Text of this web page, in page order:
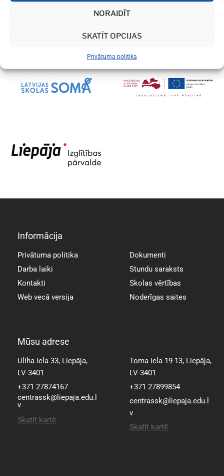
NORAIDĪT
SKATĪT OPCIJAS
Privātuma politika
Informācija
Privātuma politika
Darba laiki
Kontakti
Web vecā versija
Dokumenti
Stundu saraksts
Skolas vērtības
Noderīgas saites
Mūsu adrese
Uliha iela 33, Liepāja,
LV-3401
+371 27874167
centrassk@liepaja.edu.l
v
Skatīt kartē
Toma iela 19-13, Liepāja,
LV-3401
+371 27899854
centrassk@liepaja.edu.l
v
Skatīt kartē